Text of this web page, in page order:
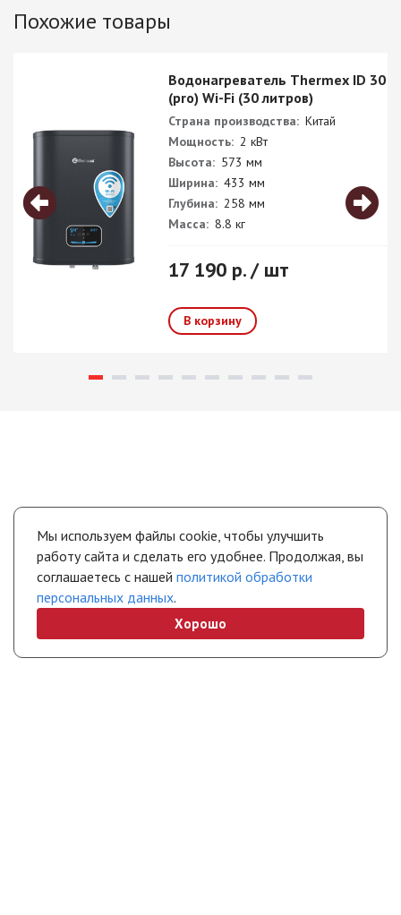
Похожие товары
Водонагреватель Thermex ID 30 V
(pro) Wi-Fi (30 литров)
Страна производства: Китай
Мощность: 2 кВт
Высота: 573 мм
Ширина: 433 мм
Глубина: 258 мм
Масса: 8.8 кг
17 190 р. / шт
Мы используем файлы cookie, чтобы улучшить
работу сайта и сделать его удобнее. Продолжая, вы
соглашаетесь с нашей политикой обработки
персональных данных.
Хорошо